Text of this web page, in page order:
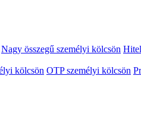
Nagy összegű személyi kölcsön
kölcsön OTP személyi kölcsön